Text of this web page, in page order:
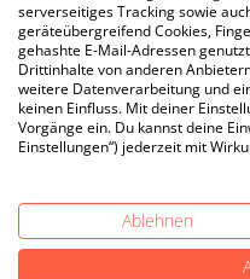
serverseitiges Tracking sowie
geräteübergreifend Cookies,
gehashte E-Mail-Adressen
Drittinhalte von anderen
weitere Datenverarbeitung und
keinen Einfluss. Mit deiner
Vorgänge ein. Du kannst deine
Einstellungen“) jederzeit mit
Ablehnen